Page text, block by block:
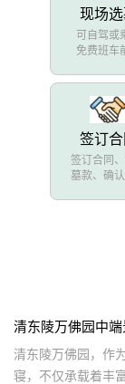
现场
可自驾或
免费班车
签订合
签订合同
墓款、确
清东陵万佛园，作
寝，不仅承载着丰